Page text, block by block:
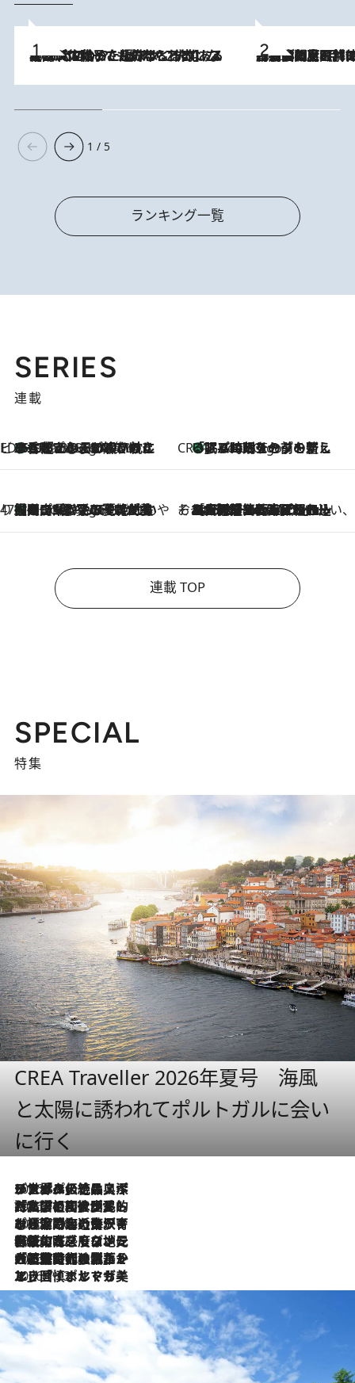
2026.8.5
【阿川佐和子さんの年とる力】なぜ70代で始めた趣味は“こんなに楽しい”のか？ ピアノ、俳句…スランプに陥っても続けられる“ある秘訣”とは 2026.8.8
「最後に見られてよかった」上野動物園の東園パンダ舎が解体前に特別公開。8月16日まで延長されたパネル展と共に辿る“半世紀”のパンダ飼育《解体工事の図面あり》
1 / 5
ランキング一覧
SERIES
連載
ビューティいいもの集め EDITORS' BEST
4 Hours Ago
35℃超えの日の夜、枕にひと吹き！ BAUMのルームスプレーが、ひのきの香りで心まで解きほぐす CREA'S CHOICE
4 Hours Ago
「眠る時刻をセットする」——眠りの前を整える、バルミューダの新しいアプローチ
47都道府県の手みやげ ひんやりスイーツで夏を満喫
4 Hours Ago
【岡山県】この夏絶対食べたい 冷やしておいしいおやつ3選 フルーツが主役のプリンやアイスが勢揃い そおだよおこの関西おいしい、おやつ紀行
2026.8.9
［大阪府箕面市］一皿一皿目の前で仕上げられる、料理を巧みに組み込んだアシェットデセールコース「ミチル アシェット デセール（Michiru assiette dessert）」
連載 TOP
SPECIAL
特集
CREA Traveller 2026年夏号 海風
と太陽に誘われてポルトガルに会い
に行く
2026.8.8
リスボンの絶品スイーツ「パステル・デ・ナタ」とは？ポルトガル伝統の奥深い世界へ
2026.7.27
「私の祖国はポルトガル語です」国民的詩人フェルナンド・ペソアと、彼が愛した文学の街を歩く
2026.7.26
ポルトガル近海が育む極上の海の幸。キリリと冷えた白ワインと愉しむ、シーフード専門店の贅沢
2026.7.22
伝統の味をモダンに昇華。高感度な地元客が集う、リスボンの最旬ガストロノミー
2026.7.21
大航海時代の栄華から、震災、独裁、そして革命へ。ポルトガル・首都リスボンの石畳に刻まれた「歴史の光と影」
2026.7.13
エッセイ・ヤマザキマリ「慎ましくも美しき国 ポルトガル」